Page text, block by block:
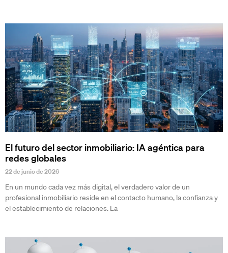
El futuro del sector inmobiliario: IA agéntica para
redes globales
22 de junio de 2026
En un mundo cada vez más digital, el verdadero valor de un
profesional inmobiliario reside en el contacto humano, la confianza y
el establecimiento de relaciones. La